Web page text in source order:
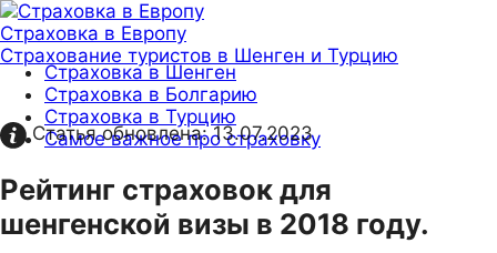
Страховка в Европу
Страхование туристов в Шенген и Турцию
Страховка в Шенген
Страховка в Болгарию
Страховка в Турцию
Самое важное про страховку
Статья обновлена:13.07.2023
Рейтинг страховок для
шенгенской визы в 2018 году.